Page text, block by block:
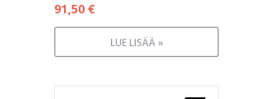
91,50 €
LUE LISÄÄ »